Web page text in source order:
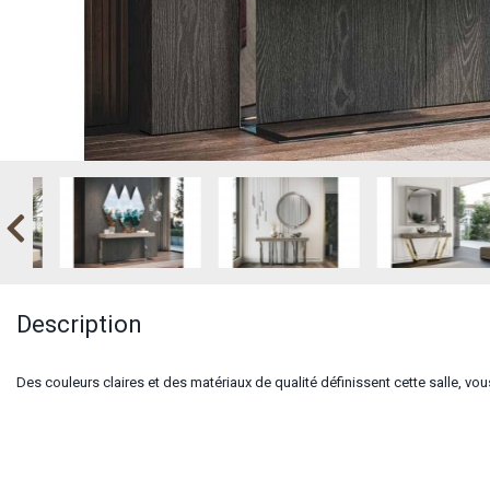
Description
Des couleurs claires et des matériaux de qualité définissent cette salle,